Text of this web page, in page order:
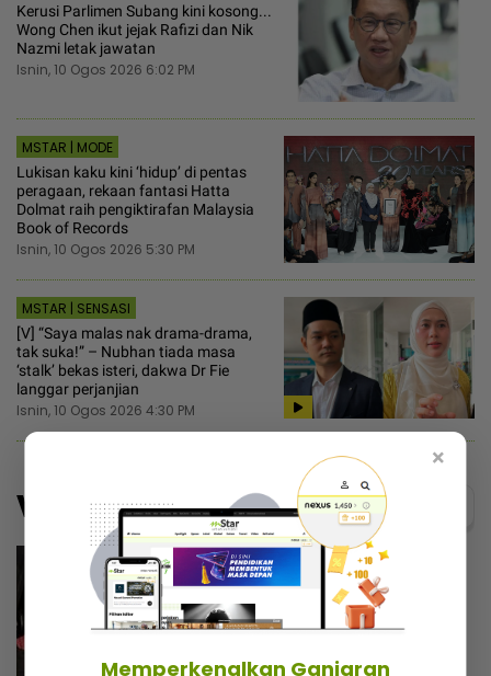
Kerusi Parlimen Subang kini kosong...
Wong Chen ikut jejak Rafizi dan Nik
Nazmi letak jawatan
Isnin, 10 Ogos 2026 6:02 PM
MSTAR | MODE
Lukisan kaku kini ‘hidup’ di pentas
peragaan, rekaan fantasi Hatta
Dolmat raih pengiktirafan Malaysia
Book of Records
Isnin, 10 Ogos 2026 5:30 PM
MSTAR | SENSASI
[V] “Saya malas nak drama-drama,
tak suka!” – Nubhan tiada masa
‘stalk’ bekas isteri, dakwa Dr Fie
langgar perjanjian
Isnin, 10 Ogos 2026 4:30 PM
Video Menarik@video
×
Memperkenalkan Ganjaran